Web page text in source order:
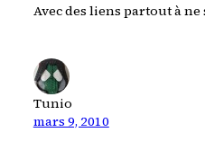
Avec des liens partout à
Tunio
mars 9, 2010